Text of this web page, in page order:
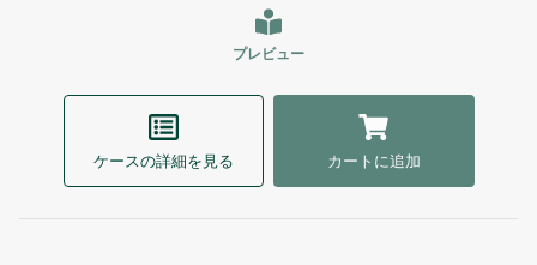
プレビュー
ケースの詳細を見る カートに追加